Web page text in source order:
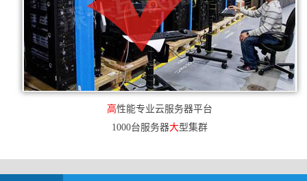
高性能专业云服务器平台
1000台服务器大型集群